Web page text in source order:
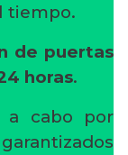
tiempo.
de puertas
horas.
a cabo por